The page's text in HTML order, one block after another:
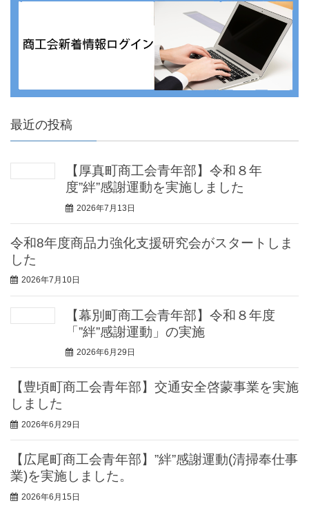
最近の投稿
【厚真町商工会青年部】令和８年
度”絆”感謝運動を実施しました
2026年7月13日
令和8年度商品力強化支援研究会がスタートしま
した
2026年7月10日
【幕別町商工会青年部】令和８年度
「”絆”感謝運動」の実施
2026年6月29日
【豊頃町商工会青年部】交通安全啓蒙事業を実施
しました
2026年6月29日
【広尾町商工会青年部】”絆”感謝運動(清掃奉仕事
業)を実施しました。
2026年6月15日